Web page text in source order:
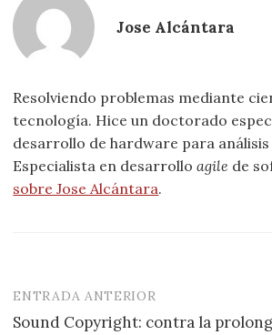
Jose Alcántara
Resolviendo problemas mediante
tecnología. Hice un doctorado
desarrollo de hardware para
Especialista en desarrolloagile de
sobre Jose Alcántara.
Navegación
ENTRADA ANTERIOR
Sound Copyright: contra la